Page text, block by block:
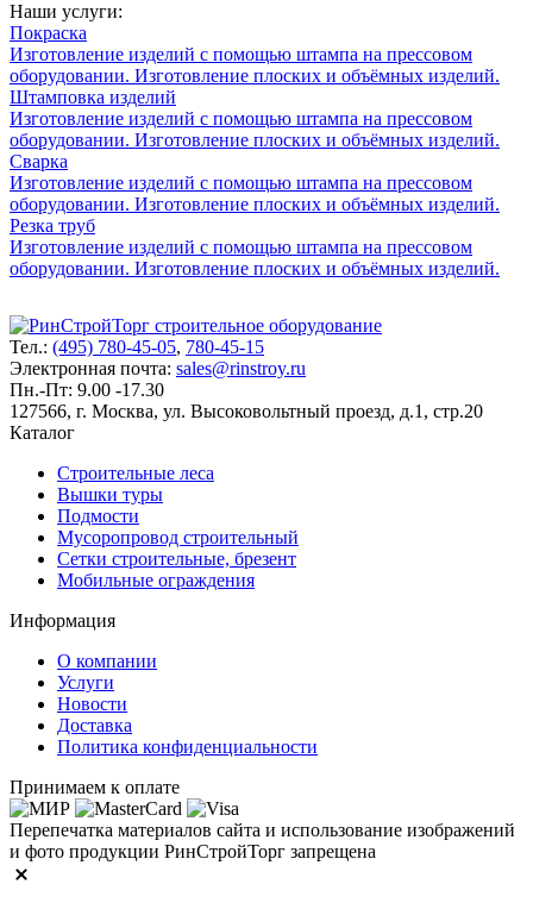
Наши услуги:
Покраска
Изготовление изделий с помощью штампа на прессовом
оборудовании. Изготовление плоских и объёмных изделий.
Штамповка изделий
Изготовление изделий с помощью штампа на прессовом
оборудовании. Изготовление плоских и объёмных изделий.
Сварка
Изготовление изделий с помощью штампа на прессовом
оборудовании. Изготовление плоских и объёмных изделий.
Резка труб
Изготовление изделий с помощью штампа на прессовом
оборудовании. Изготовление плоских и объёмных изделий.
Тел.: (495) 780-45-05, 780-45-15
Электронная почта: sales@rinstroy.ru
Пн.-Пт: 9.00 -17.30
127566, г. Москва, ул. Высоковольтный проезд, д.1, стр.20
Каталог
Строительные леса
Вышки туры
Подмости
Мусоропровод строительный
Сетки строительные, брезент
Мобильные ограждения
Информация
О компании
Услуги
Новости
Доставка
Политика конфиденциальности
Принимаем к оплате
Перепечатка материалов сайта и использование изображений
и фото продукции РинСтройТорг запрещена